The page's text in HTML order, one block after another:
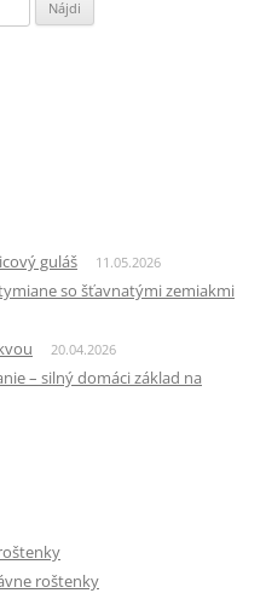
guláš 11.05.2026
so šťavnatými zemiakmi
20.04.2026
– silný domáci základ na
roštenky